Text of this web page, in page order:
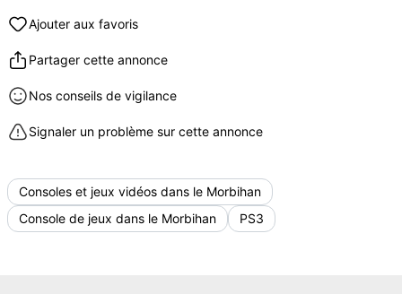
Ajouter aux favoris
Partager cette annonce
Nos conseils de vigilance
Signaler un problème sur cette annonce
Consoles et jeux vidéos dans le Morbihan
Console de jeux dans le Morbihan
PS3